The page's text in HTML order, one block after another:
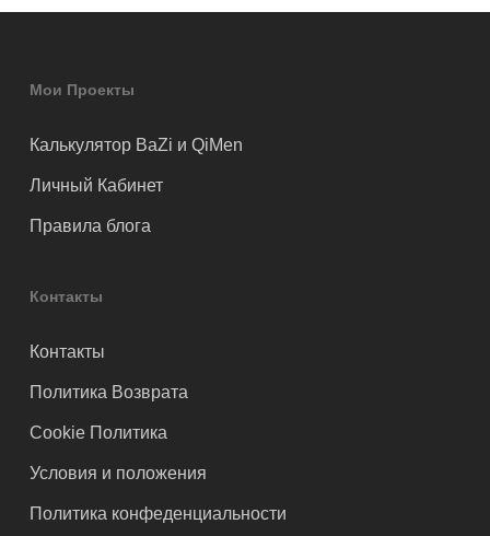
Мои Проекты
Калькулятор BaZi и QiMen
Личный Кабинет
Правила блога
Контакты
Контакты
Политика Возврата
Cookie Политика
Условия и положения
Политика конфеденциальности